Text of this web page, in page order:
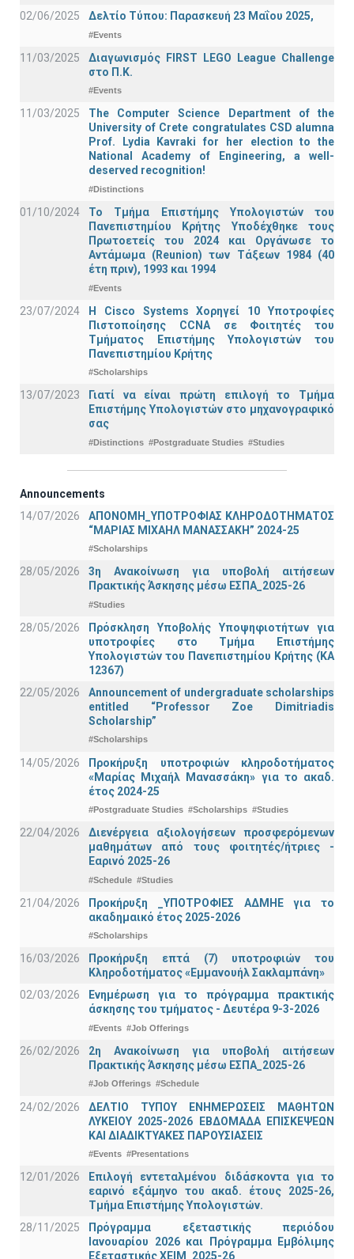
02/06/2025
Δελτίο Τύπου: Παρασκευή 23 Μαΐου 2025,
#Events
11/03/2025
Διαγωνισμός FIRST LEGO League Challenge
στο Π.Κ.
#Events
11/03/2025
The Computer Science Department of the
University of Crete congratulates CSD alumna
Prof. Lydia Kavraki for her election to the
National Academy of Engineering, a well-
deserved recognition!
#Distinctions
01/10/2024
Το Τμήμα Επιστήμης Υπολογιστών του
Πανεπιστημίου Κρήτης Υποδέχθηκε τους
Πρωτοετείς του 2024 και Οργάνωσε το
Αντάμωμα (Reunion) των Τάξεων 1984 (40
έτη πριν), 1993 και 1994
#Events
23/07/2024
Η Cisco Systems Χορηγεί 10 Υποτροφίες
Πιστοποίησης CCNA σε Φοιτητές του
Τμήματος Επιστήμης Υπολογιστών του
Πανεπιστημίου Κρήτης
#Scholarships
13/07/2023
Γιατί να είναι πρώτη επιλογή το Τμήμα
Επιστήμης Υπολογιστών στο μηχανογραφικό
σας
#Distinctions #Postgraduate Studies #Studies
Announcements
14/07/2026
ΑΠΟΝΟΜΗ_ΥΠΟΤΡΟΦΙΑΣ ΚΛΗΡΟΔΟΤΗΜΑΤΟΣ
“ΜΑΡΙΑΣ ΜΙΧΑΗΛ ΜΑΝΑΣΣΑΚΗ” 2024-25
#Scholarships
28/05/2026
3η Ανακοίνωση για υποβολή αιτήσεων
Πρακτικής Άσκησης μέσω ΕΣΠΑ_2025-26
#Studies
28/05/2026
Πρόσκληση Υποβολής Υποψηφιοτήτων για
υποτροφίες στο Τμήμα Επιστήμης
Υπολογιστών του Πανεπιστημίου Κρήτης (ΚΑ
12367)
22/05/2026
Announcement of undergraduate scholarships
entitled “Professor Zoe Dimitriadis
Scholarship”
#Scholarships
14/05/2026
Προκήρυξη υποτροφιών κληροδοτήματος
«Μαρίας Μιχαήλ Μανασσάκη» για το ακαδ.
έτος 2024-25
#Postgraduate Studies #Scholarships #Studies
22/04/2026
Διενέργεια αξιολογήσεων προσφερόμενων
μαθημάτων από τους φοιτητές/ήτριες -
Εαρινό 2025-26
#Schedule #Studies
21/04/2026
Προκήρυξη _ΥΠΟΤΡΟΦΙΕΣ ΑΔΜΗΕ για το
ακαδημαικό έτος 2025-2026
#Scholarships
16/03/2026
Προκήρυξη επτά (7) υποτροφιών του
Κληροδοτήματος «Εμμανουήλ Σακλαμπάνη»
02/03/2026
Ενημέρωση για το πρόγραμμα πρακτικής
άσκησης του τμήματος - Δευτέρα 9-3-2026
#Events #Job Offerings
26/02/2026
2η Ανακοίνωση για υποβολή αιτήσεων
Πρακτικής Άσκησης μέσω ΕΣΠΑ_2025-26
#Job Offerings #Schedule
24/02/2026
ΔΕΛΤΙΟ ΤΥΠΟΥ ΕΝΗΜΕΡΩΣΕΙΣ ΜΑΘΗΤΩΝ
ΛΥΚΕΙΟΥ 2025-2026 ΕΒΔΟΜΑΔΑ ΕΠΙΣΚΕΨΕΩΝ
ΚΑΙ ΔΙΑΔΙΚΤΥΑΚΕΣ ΠΑΡΟΥΣΙΑΣΕΙΣ
#Events #Presentations
12/01/2026
Επιλογή εντεταλμένου διδάσκοντα για το
εαρινό εξάμηνο του ακαδ. έτους 2025-26,
Τμήμα Επιστήμης Υπολογιστών.
28/11/2025
Πρόγραμμα εξεταστικής περιόδου
Ιανουαρίου 2026 και Πρόγραμμα Εμβόλιμης
Εξεταστικής ΧΕΙΜ_2025-26